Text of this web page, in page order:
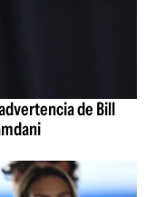
de Bill